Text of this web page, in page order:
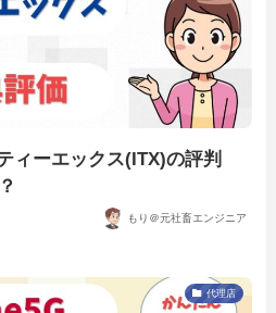
ィーエックス(ITX)の評判
もり＠元社畜エンジニア
代理店